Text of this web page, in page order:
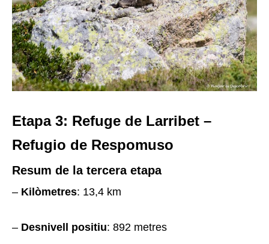
Etapa 3: Refuge de Larribet –
Refugio de Respomuso
Resum de la tercera etapa
– Kilòmetres: 13,4 km
– Desnivell positiu: 892 metres